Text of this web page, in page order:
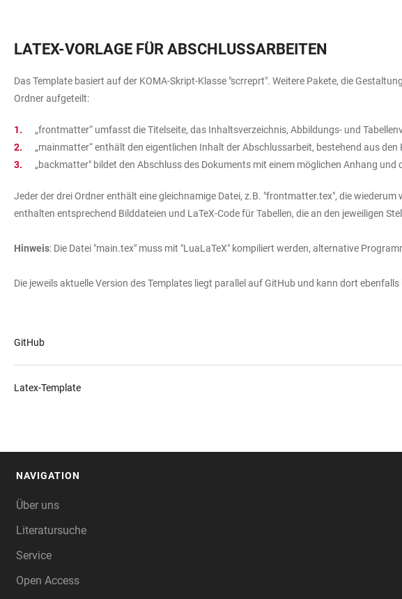
LATEX-VORLAGE FÜR ABSCHLUSSARBEITEN
Das Template basiert auf der KOMA-Skript-Klasse "scrreprt". Weitere Pakete, die
Ordner aufgeteilt:
„frontmatter“ umfasst die Titelseite, das Inhaltsverzeichnis, Abbildungs- und
„mainmatter“ enthält den eigentlichen Inhalt der Abschlussarbeit, bestehend aus
„backmatter" bildet den Abschluss des Dokuments mit einem möglichen Anhang
Jeder der drei Ordner enthält eine gleichnamige Datei, z.B. "frontmatter.tex", die
enthalten entsprechend Bilddateien und LaTeX-Code für Tabellen, die an den jeweiligen
Hinweis: Die Datei "main.tex" muss mit "LuaLaTeX" kompiliert werden, alternative
Die jeweils aktuelle Version des Templates liegt parallel auf GitHub und kann dort
GitHub
Latex-Template
NAVIGATION
Über uns
Literatursuche
Service
Open Access